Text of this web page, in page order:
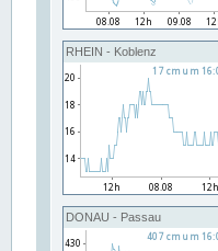
RHEIN - Koblenz
DONAU - Passau